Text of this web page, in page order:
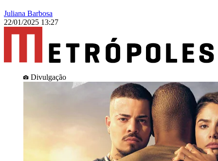
Juliana Barbosa
22/01/2025 13:27
Divulgação